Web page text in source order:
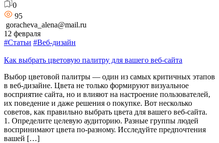
0
95
goracheva_alena@mail.ru
12 февраля
#Статьи #Веб-дизайн
Как выбрать цветовую палитру для вашего веб-сайта
Выбор цветовой палитры — один из самых критичных этапов
в веб-дизайне. Цвета не только формируют визуальное
восприятие сайта, но и влияют на настроение пользователей,
их поведение и даже решения о покупке. Вот несколько
советов, как правильно выбрать цвета для вашего веб-сайта.
1. Определите целевую аудиторию. Разные группы людей
воспринимают цвета по-разному. Исследуйте предпочтения
вашей […]